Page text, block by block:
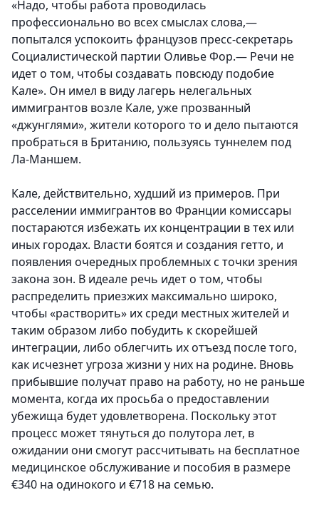
«Надо, чтобы работа проводилась
профессионально во всех смыслах слова,—
попытался успокоить французов пресс-секретарь
Социалистической партии Оливье Фор.— Речи не
идет о том, чтобы создавать повсюду подобие
Кале». Он имел в виду лагерь нелегальных
иммигрантов возле Кале, уже прозванный
«джунглями», жители которого то и дело пытаются
пробраться в Британию, пользуясь туннелем под
Ла-Маншем.
Кале, действительно, худший из примеров. При
расселении иммигрантов во Франции комиссары
постараются избежать их концентрации в тех или
иных городах. Власти боятся и создания гетто, и
появления очередных проблемных с точки зрения
закона зон. В идеале речь идет о том, чтобы
распределить приезжих максимально широко,
чтобы «растворить» их среди местных жителей и
таким образом либо побудить к скорейшей
интеграции, либо облегчить их отъезд после того,
как исчезнет угроза жизни у них на родине. Вновь
прибывшие получат право на работу, но не раньше
момента, когда их просьба о предоставлении
убежища будет удовлетворена. Поскольку этот
процесс может тянуться до полутора лет, в
ожидании они смогут рассчитывать на бесплатное
медицинское обслуживание и пособия в размере
€340 на одинокого и €718 на семью.